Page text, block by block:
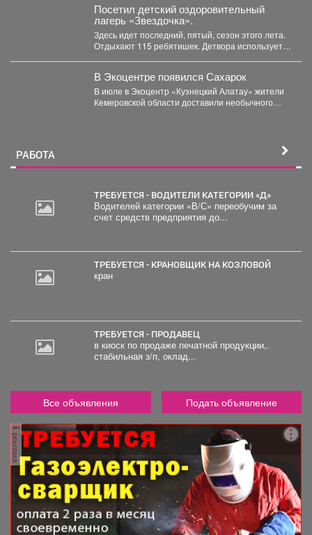
Посетил детский оздоровительный
лагерь «Звездочка».
Здесь идет последний, пятый, сезон этого лета.
Отдыхают 115 ребятишек. Детвора использует
В Экоцентре появился Сахарок
В июле в Экоцентр «Кузнецкий Алатау» жители
Кемеровской области доставили необычного
РАБОТА
ТРЕБУЕТСЯ - ВОДИТЕЛИ КАТЕГОРИИ «Д»
Водителей категории «В/С» переобучим за
счет средств предприятия до...
ТРЕБУЕТСЯ - КРАНОВЩИК НА КОЗЛОВОЙ
кран
ТРЕБУЕТСЯ - ПРОДАВЕЦ
в киоск по продаже печатной продукции,.
стабильная з/п, оклад...
Все объявления Подать объявление
реклама